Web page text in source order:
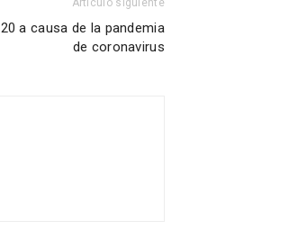
Artículo siguiente
a causa de la pandemia
de coronavirus